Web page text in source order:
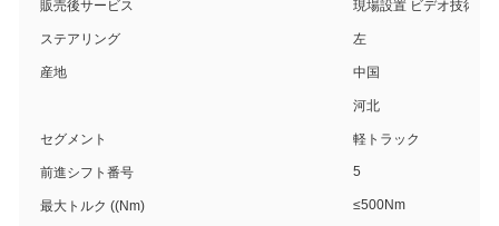
販売後サービス 現場設置 ビデオ技術サ
ステアリング 左
産地 中国
河北
セグメント 軽トラック
前進シフト番号 5
最大トルク ((Nm) ≤500Nm